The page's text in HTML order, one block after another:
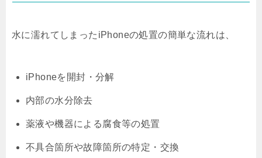
水に濡れてしまったiPhoneの処置の簡単な流れは、
iPhoneを開封・分解
内部の水分除去
薬液や機器による腐食等の処置
不具合箇所や故障箇所の特定・交換